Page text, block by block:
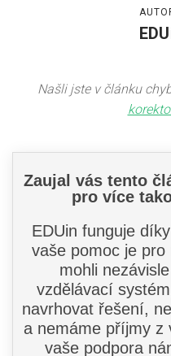
Našli jste v článku